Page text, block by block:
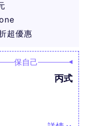
超優惠
保自己
丙式